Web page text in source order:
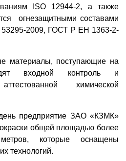
ISO 12944-2, а также
огнезащитными составами
2009, ГОСТ Р ЕН 1363-2-
поступающие на
входной контроль и
химической
предприятие ЗАО «КЗМК»
общей площадью более
которые оснащены
технологий.